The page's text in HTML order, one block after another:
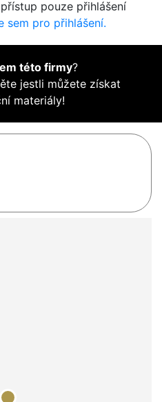
pouze přihlášení
sem pro přihlášení.
této firmy?
jestli můžete získat
materiály!